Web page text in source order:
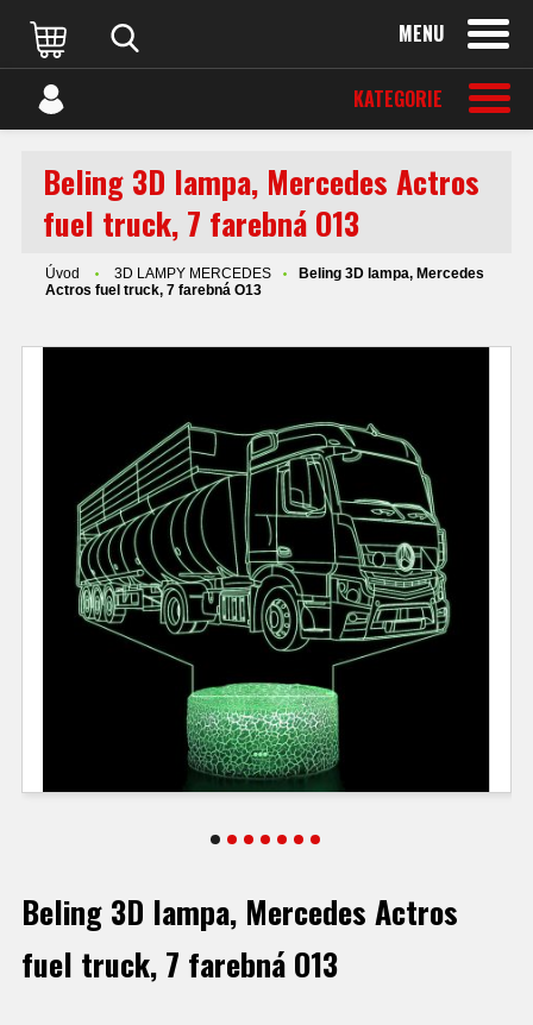
MENU
KATEGORIE
Beling 3D lampa, Mercedes Actros
fuel truck, 7 farebná O13
Úvod 3D LAMPY MERCEDES
Beling 3D lampa, Mercedes
Actros fuel truck, 7 farebná O13
Beling 3D lampa, Mercedes Actros
fuel truck, 7 farebná O13